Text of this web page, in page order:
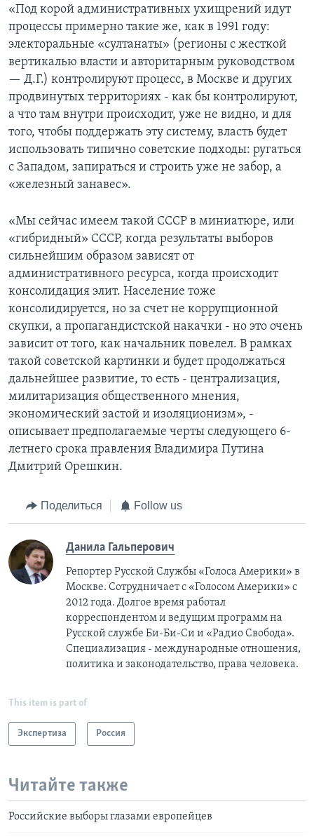
«Под корой административных ухищрений идут
процессы примерно такие же, как в 1991 году:
электоральные «султанаты» (регионы с жесткой
вертикалью власти и авторитарным руководством
— Д.Г.) контролируют процесс, в Москве и других
продвинутых территориях - как бы контролируют,
а что там внутри происходит, уже не видно, и для
того, чтобы поддержать эту систему, власть будет
использовать типично советские подходы: ругаться
с Западом, запираться и строить уже не забор, а
«железный занавес».
«Мы сейчас имеем такой СССР в миниатюре, или
«гибридный» СССР, когда результаты выборов
сильнейшим образом зависят от
административного ресурса, когда происходит
консолидация элит. Население тоже
консолидируется, но за счет не коррупционной
скупки, а пропагандистской накачки - но это очень
зависит от того, как начальник повелел. В рамках
такой советской картинки и будет продолжаться
дальнейшее развитие, то есть - централизация,
милитаризация общественного мнения,
экономический застой и изоляционизм», -
описывает предполагаемые черты следующего 6-
летнего срока правления Владимира Путина
Дмитрий Орешкин.
Поделиться Follow us
Данила Гальперович
Репортер Русской Службы «Голоса Америки» в
Москве. Сотрудничает с «Голосом Америки» с
2012 года. Долгое время работал
корреспондентом и ведущим программ на
Русской службе Би-Би-Си и «Радио Свобода».
Специализация - международные отношения,
политика и законодательство, права человека.
This item is part of
Экспертиза Россия
Читайте также
Российские выборы глазами европейцев